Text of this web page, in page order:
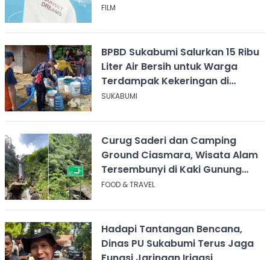
FILM
BPBD Sukabumi Salurkan 15 Ribu
Liter Air Bersih untuk Warga
Terdampak Kekeringan di
Cicurug
SUKABUMI
Curug Saderi dan Camping
Ground Ciasmara, Wisata Alam
Tersembunyi di Kaki Gunung
Salak
FOOD & TRAVEL
Hadapi Tantangan Bencana,
Dinas PU Sukabumi Terus Jaga